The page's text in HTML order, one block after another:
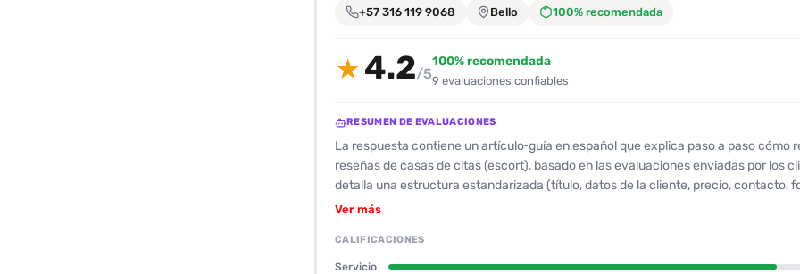
+57 316 119 9068 Bello 100% recomendada
★ 4.2/5
100% recomendada
9 evaluaciones confiables
RESUMEN DE EVALUACIONES
La respuesta contiene un artículo‑guía en español que explica paso a paso cómo
reseñas de casas de citas (escort), basado en las evaluaciones enviadas por los
detalla una estructura estandarizada (título, datos de la cliente, precio, contacto,
descripción del rostro, cuerpo, actitud, desempeño sexual, besos y sexo oral), un
Además, se señalan los errores más comunes, se ofrecen consejos de redacción
especificidad, respeto a la privacidad y cumplimiento legal), y se incluye una tabla
Ver más
CALIFICACIONES
Servicio